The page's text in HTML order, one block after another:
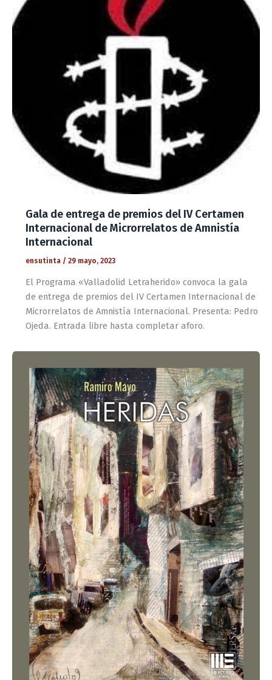
Gala de entrega de premios del IV Certamen
Internacional de Microrrelatos de Amnistía
Internacional
ensutinta / 29 mayo, 2023
El Programa «Valladolid Letraherido» convoca la gala
de entrega de premios del IV Certamen Internacional de
Microrrelatos de Amnistía Internacional. Presenta: Pedro
Ojeda. Entrada libre hasta completar aforo.